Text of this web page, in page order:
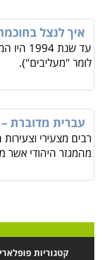
איך לנצל
עד
לומר "מעליבים").
עברית מדוברת
רבים מצעירי
מהמגזר היהודי אשר
קטגוריות